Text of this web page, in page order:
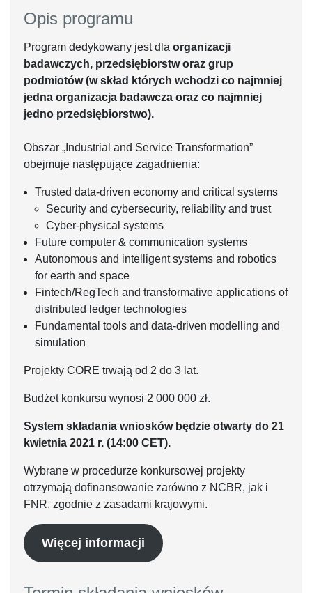
Opis programu
Program dedykowany jest dla organizacji
badawczych, przedsiębiorstw oraz grup
podmiotów (w skład których wchodzi co najmniej
jedna organizacja badawcza oraz co najmniej
jedno przedsiębiorstwo).
Obszar „Industrial and Service Transformation”
obejmuje następujące zagadnienia:
Trusted data-driven economy and critical systems
Security and cybersecurity, reliability and trust
Cyber-physical systems
Future computer & communication systems
Autonomous and intelligent systems and robotics
for earth and space
Fintech/RegTech and transformative applications of
distributed ledger technologies
Fundamental tools and data-driven modelling and
simulation
Projekty CORE trwają od 2 do 3 lat.
Budżet konkursu wynosi 2 000 000 zł.
System składania wniosków będzie otwarty do 21
kwietnia 2021 r. (14:00 CET).
Wybrane w procedurze konkursowej projekty
otrzymają dofinansowanie zarówno z NCBR, jak i
FNR, zgodnie z zasadami krajowymi.
Więcej informacji